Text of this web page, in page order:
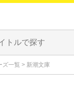
ズ一覧 > 新潮文庫